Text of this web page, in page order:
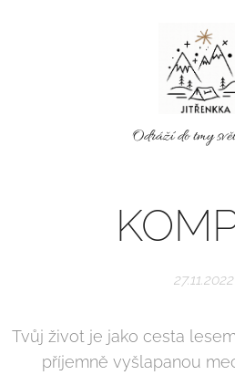
Odráží do tmy
27.11.2022
Tvůj život je jako cesta
příjemně vyšlapanou